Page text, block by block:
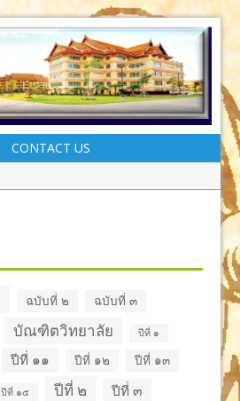
CONTACT US
ฉบับที่ ๒ ฉบับที่ ๓
บัณฑิตวิทยาลัย ปีที่ ๑
ปีที่ ๑๑ ปีที่ ๑๒ ปีที่ ๑๓
ปีที่ ๑๕ ปีที่ ๒ ปีที่ ๓